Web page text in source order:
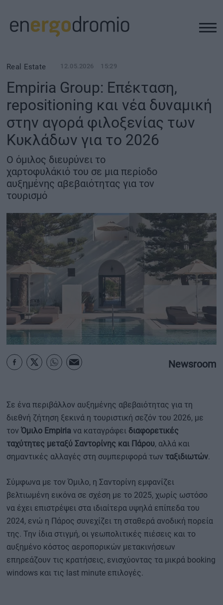
ΥΠΟΔΟΜΕΣ
REAL ESTATE
ΠΕΡΙΒΑΛΛΟΝ
ΕΝΕΡΓΕΙΑ
ΜΕΤΑΦΟΡΕΣ - ΗΛΕΚΤΡΟΚΙΝΗΣΗ
ΨΗΦΙΑΚΟΣ ΚΟΣΜΟΣ
ΟΙΚΟΝΟΜΙΑ - ΕΠΙΧΕΙΡΗΣΕΙΣ
MY PROPERTY
ΚΑΡΑΜΠΟΛΕΣ
ΟΡΟΙ ΧΡΗΣΗΣ
Real Estate 12.05.2026 15:29
Empiria Group: Επέκταση,
repositioning και νέα δυναμική
στην αγορά φιλοξενίας των
Κυκλάδων για το 2026
Ο όμιλος διευρύνει το
χαρτοφυλάκιό του σε μια περίοδο
αυξημένης αβεβαιότητας για τον
τουρισμό
Newsroom
Σε ένα περιβάλλον αυξημένης αβεβαιότητας για τη
διεθνή ζήτηση ξεκινά η τουριστική σεζόν του 2026, με
τον Όμιλο Empiria να καταγράφει διαφορετικές
ταχύτητες μεταξύ Σαντορίνης και Πάρου, αλλά και
σημαντικές αλλαγές στη συμπεριφορά των ταξιδιωτών.
Σύμφωνα με τον Όμιλο, η Σαντορίνη εμφανίζει
βελτιωμένη εικόνα σε σχέση με το 2025, χωρίς ωστόσο
να έχει επιστρέψει στα ιδιαίτερα υψηλά επίπεδα του
2024, ενώ η Πάρος συνεχίζει τη σταθερά ανοδική πορεία
της. Την ίδια στιγμή, οι γεωπολιτικές πιέσεις και το
αυξημένο κόστος αεροπορικών μετακινήσεων
επηρεάζουν τις κρατήσεις, ενισχύοντας τα μικρά booking
windows και τις last minute επιλογές.